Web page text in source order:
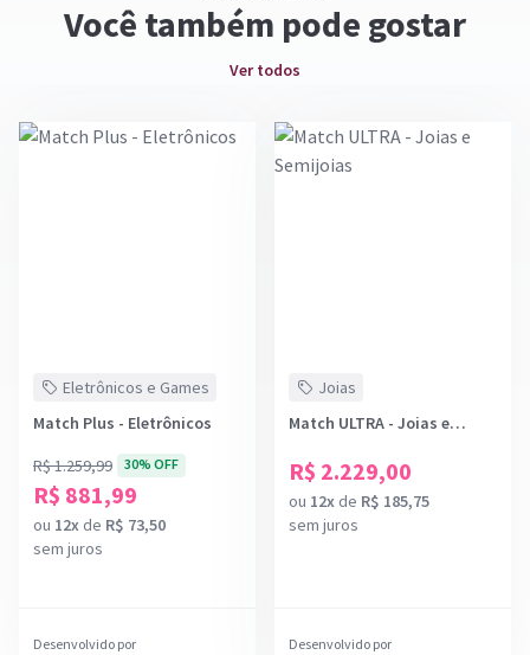
Você também pode gostar
Ver todos
Eletrônicos e Games
Match Plus - Eletrônicos
R$ 1.259,99
30% OFF
R$ 881,99
ou 12x de R$ 73,50
sem juros
Desenvolvido por
Joias
Match ULTRA - Joias e
R$ 2.229,00
ou 12x de R$ 185,75
sem juros
Desenvolvido por